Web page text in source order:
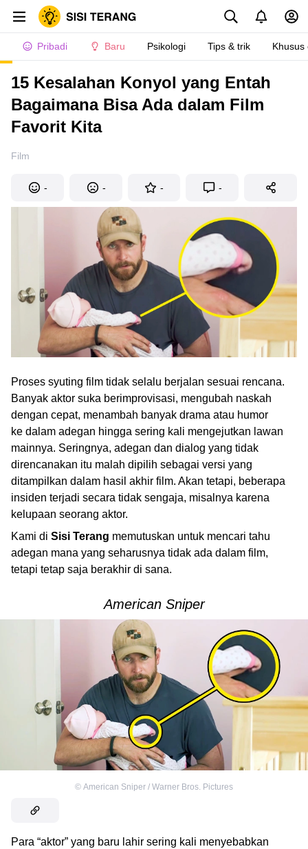
Pribadi Baru Psikologi Tips & trik Khusus
15 Kesalahan Konyol yang Entah
Bagaimana Bisa Ada dalam Film
Favorit Kita
Film
- - - -
Proses syuting film tidak selalu berjalan sesuai rencana.
Banyak aktor suka berimprovisasi, mengubah naskah
dengan cepat, menambah banyak drama atau humor
ke dalam adegan hingga sering kali mengejutkan lawan
mainnya. Seringnya, adegan dan dialog yang tidak
direncanakan itu malah dipilih sebagai versi yang
ditampilkan dalam hasil akhir film. Akan tetapi, beberapa
insiden terjadi secara tidak sengaja, misalnya karena
kelupaan seorang aktor.
Kami di Sisi Terang memutuskan untuk mencari tahu
adegan mana yang seharusnya tidak ada dalam film,
tetapi tetap saja berakhir di sana.
American Sniper
© American Sniper / Warner Bros. Pictures
Para “aktor” yang baru lahir sering kali menyebabkan